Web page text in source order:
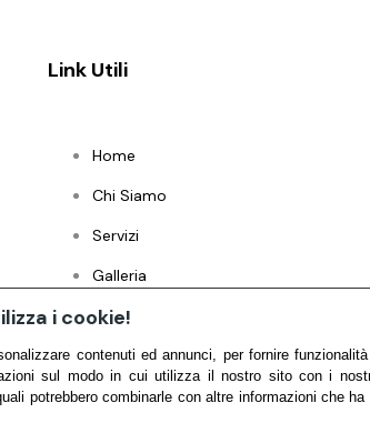
Link Utili
Home
Chi Siamo
Servizi
Galleria
Contatti
i cookie!
contenuti ed annunci, per fornire
sul modo in cui utilizza il nostro sito con i
potrebbero combinarle con altre informazioni che